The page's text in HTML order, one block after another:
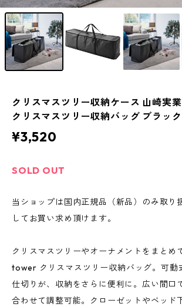
クリスマスツリー収納ケース 山崎実
クリスマスツリー収納バッグ ブラック
¥3,520
SOLD OUT
当ショップは国内正規品（新品）のみ取り
してお買い求め頂けます。
クリスマスツリーやオーナメントをまとめ
tower クリスマスツリー収納バッグ。可動
仕切りが、収納をさらに便利に。広い間口
合わせて調整可能。クローゼットやベッド